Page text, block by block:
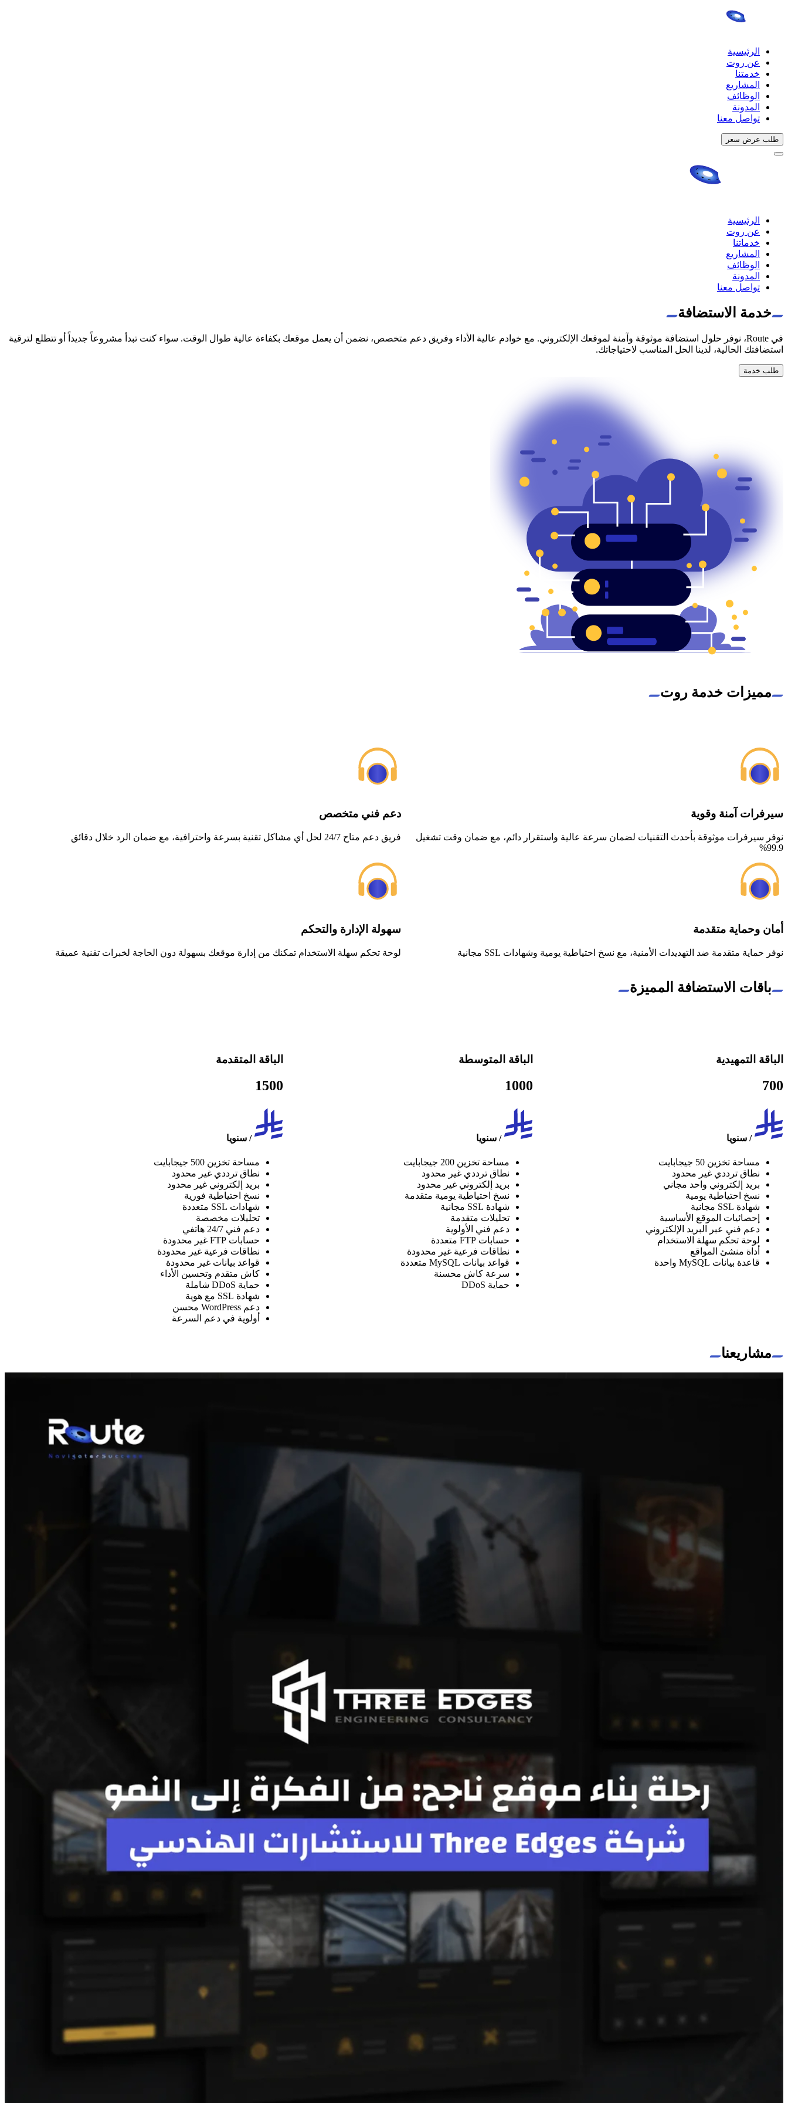
الرئيسية
عن روت
خدمتنا
المشاريع
الوظائف
المدونة
تواصل معنا
طلب عرض سعر
الرئيسية
عن روت
خدماتنا
المشاريع
الوظائف
المدونة
تواصل معنا
خدمة الاستضافة
في Route، نوفر حلول استضافة موثوقة وآمنة لموقعك الإلكتروني. مع خوادم عالية الأداء وفريق دعم متخصص، نضمن أن يعمل موقعك بكفاءة عالية طوال الوقت. سواء كنت تبدأ مشروعاً جديداً أو تتطلع لترقية
استضافتك الحالية، لدينا الحل المناسب لاحتياجاتك.
طلب خدمة
مميزات خدمة روت
سيرفرات آمنة وقوية
نوفر سيرفرات موثوقة بأحدث التقنيات لضمان سرعة عالية واستقرار دائم، مع ضمان وقت تشغيل
99.9%
دعم فني متخصص
فريق دعم متاح 24/7 لحل أي مشاكل تقنية بسرعة واحترافية، مع ضمان الرد خلال دقائق
أمان وحماية متقدمة
نوفر حماية متقدمة ضد التهديدات الأمنية، مع نسخ احتياطية يومية وشهادات SSL مجانية
سهولة الإدارة والتحكم
لوحة تحكم سهلة الاستخدام تمكنك من إدارة موقعك بسهولة دون الحاجة لخبرات تقنية عميقة
باقات الاستضافة المميزة
الباقة التمهيدية
700
/ سنويا
مساحة تخزين 50 جيجابايت
نطاق ترددي غير محدود
بريد إلكتروني واحد مجاني
نسخ احتياطية يومية
شهادة SSL مجانية
إحصائيات الموقع الأساسية
دعم فني عبر البريد الإلكتروني
لوحة تحكم سهلة الاستخدام
أداة منشئ المواقع
قاعدة بيانات MySQL واحدة
الباقة المتوسطة
1000
/ سنويا
مساحة تخزين 200 جيجابايت
نطاق ترددي غير محدود
بريد إلكتروني غير محدود
نسخ احتياطية يومية متقدمة
شهادة SSL مجانية
تحليلات متقدمة
دعم فني الأولوية
حسابات FTP متعددة
نطاقات فرعية غير محدودة
قواعد بيانات MySQL متعددة
سرعة كاش محسنة
حماية DDoS
الباقة المتقدمة
1500
/سنويا
مساحة تخزين 500 جيجابايت
نطاق ترددي غير محدود
بريد إلكتروني غير محدود
نسخ احتياطية فورية
شهادات SSL متعددة
تحليلات مخصصة
دعم فني 24/7 هاتفي
حسابات FTP غير محدودة
نطاقات فرعية غير محدودة
قواعد بيانات غير محدودة
كاش متقدم وتحسين الأداء
حماية DDoS شاملة
شهادة SSL مع هوية
دعم WordPress محسن
أولوية في دعم السرعة
مشاريعنا